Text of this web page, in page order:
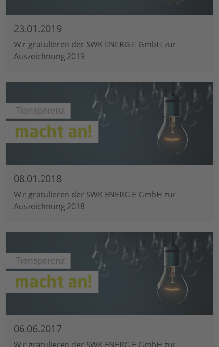
23.01.2019
Wir gratulieren der SWK ENERGIE GmbH zur
Auszeichnung 2019
08.01.2018
Wir gratulieren der SWK ENERGIE GmbH zur
Auszeichnung 2018
06.06.2017
Wir gratulieren der SWK ENERGIE GmbH zur